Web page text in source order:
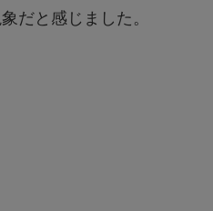
だと感じました。